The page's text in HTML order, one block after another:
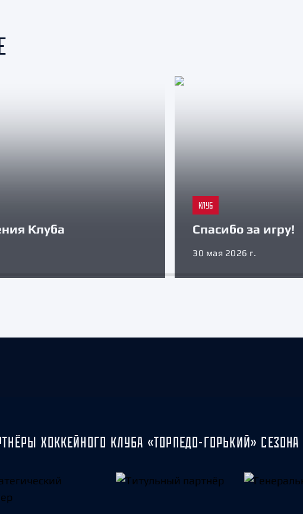
Клуба
КЛУБ
Спасибо за игру!
30 мая 2026 г.
ХОККЕЙНОГО КЛУБА «ТОРПЕДО-ГОРЬКИЙ» СЕЗОНА